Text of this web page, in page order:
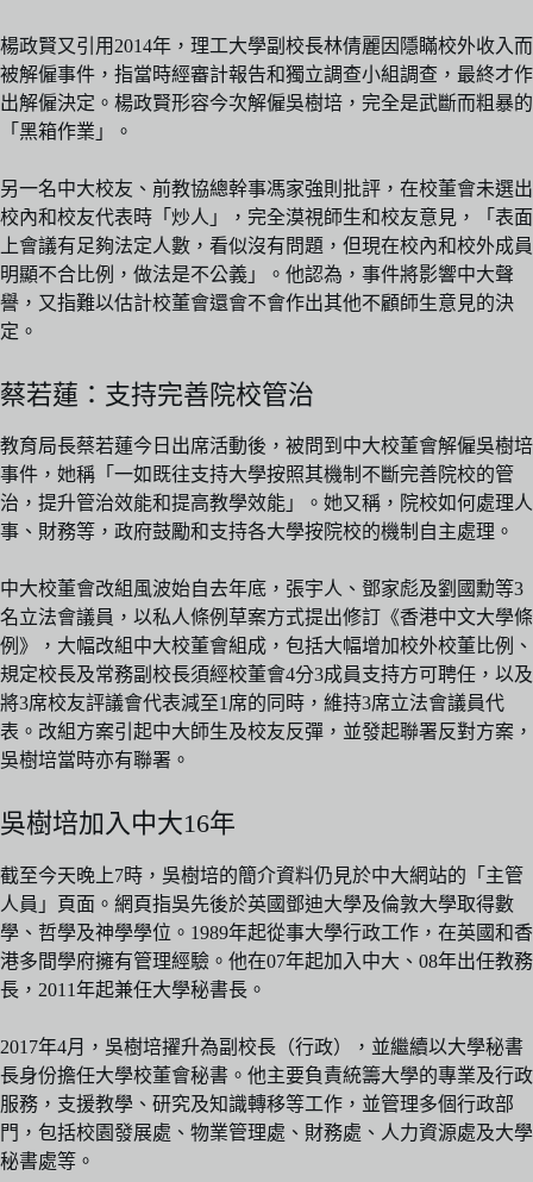
楊政賢又引用2014年，理工大學副校長林倩麗因隱瞞校外收入而
被解僱事件，指當時經審計報告和獨立調查小組調查，最終才作
出解僱決定。楊政賢形容今次解僱吳樹培，完全是武斷而粗暴的
「黑箱作業」。
另一名中大校友、前教協總幹事馮家強則批評，在校董會未選出
校內和校友代表時「炒人」，完全漠視師生和校友意見，「表面
上會議有足夠法定人數，看似沒有問題，但現在校內和校外成員
明顯不合比例，做法是不公義」。他認為，事件將影響中大聲
譽，又指難以估計校董會還會不會作出其他不顧師生意見的決
定。
蔡若蓮：支持完善院校管治
教育局長蔡若蓮今日出席活動後，被問到中大校董會解僱吳樹培
事件，她稱「一如既往支持大學按照其機制不斷完善院校的管
治，提升管治效能和提高教學效能」。她又稱，院校如何處理人
事、財務等，政府鼓勵和支持各大學按院校的機制自主處理。
中大校董會改組風波始自去年底，張宇人、鄧家彪及劉國勳等3
名立法會議員，以私人條例草案方式提出修訂《香港中文大學條
例》，大幅改組中大校董會組成，包括大幅增加校外校董比例、
規定校長及常務副校長須經校董會4分3成員支持方可聘任，以及
將3席校友評議會代表減至1席的同時，維持3席立法會議員代
表。改組方案引起中大師生及校友反彈，並發起聯署反對方案，
吳樹培當時亦有聯署。
吳樹培加入中大16年
截至今天晚上7時，吳樹培的簡介資料仍見於中大網站的「主管
人員」頁面。網頁指吳先後於英國鄧迪大學及倫敦大學取得數
學、哲學及神學學位。1989年起從事大學行政工作，在英國和香
港多間學府擁有管理經驗。他在07年起加入中大、08年出任教務
長，2011年起兼任大學秘書長。
2017年4月，吳樹培擢升為副校長（行政），並繼續以大學秘書
長身份擔任大學校董會秘書。他主要負責統籌大學的專業及行政
服務，支援教學、研究及知識轉移等工作，並管理多個行政部
門，包括校園發展處、物業管理處、財務處、人力資源處及大學
秘書處等。